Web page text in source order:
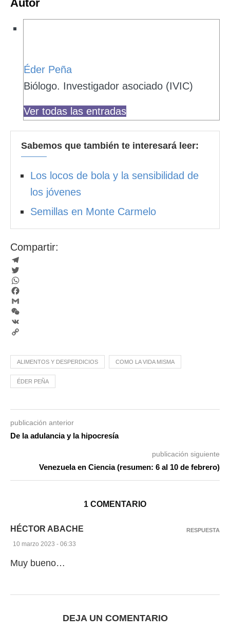
Autor
Éder Peña
Biólogo. Investigador asociado (IVIC)
Ver todas las entradas
Sabemos que también te interesará leer:
Los locos de bola y la sensibilidad de
los jóvenes
Semillas en Monte Carmelo
Compartir:
Telegram
Twitter
WhatsApp
Facebook
Gmail
WeChat
VK
Link
ALIMENTOS Y DESPERDICIOS COMO LA VIDA MISMA
ÉDER PEÑA
publicación anterior
De la adulancia y la hipocresía
publicación siguiente
Venezuela en Ciencia (resumen: 6 al 10 de febrero)
1 COMENTARIO
HÉCTOR ABACHE
10 marzo 2023 - 06:33
Muy bueno…
RESPUESTA
DEJA UN COMENTARIO